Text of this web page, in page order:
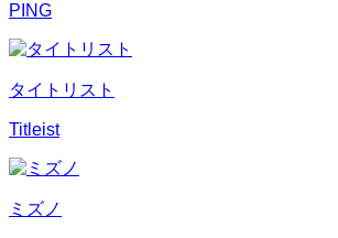
PING
タイトリスト
Titleist
ミズノ